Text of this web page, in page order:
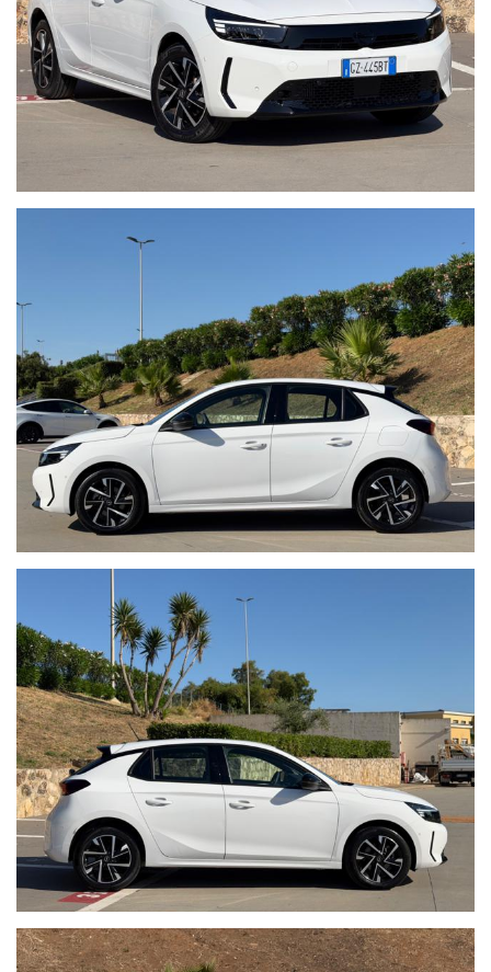
Dal Lunedi al Venerdì 09:00 - 13:00 / 15.45 - 19.00
Sabato 09:00 - 13:00
Possibilità di vedere la vettura fuori orario su appuntamento.
Nota bene:La dotazione tecnica e gli accessori indicati nella
presente scheda potrebbero non coincidere con l’effettivo
equipaggiamento del veicolo
a causa della non uniformità dei dati pubblicati dai diversi portali.
caratteristiche dello specifico veicolo.
AUTO ITALIA WEB S.r.l. declina ogni responsabilità per eventuali
involontarie incongruenze, che non rappresentano in alcun modo